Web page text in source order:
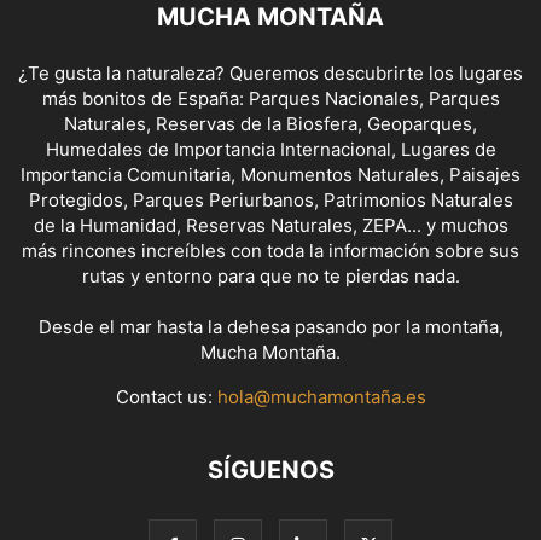
MUCHA MONTAÑA
¿Te gusta la naturaleza? Queremos descubrirte los lugares
más bonitos de España: Parques Nacionales, Parques
Naturales, Reservas de la Biosfera, Geoparques,
Humedales de Importancia Internacional, Lugares de
Importancia Comunitaria, Monumentos Naturales, Paisajes
Protegidos, Parques Periurbanos, Patrimonios Naturales
de la Humanidad, Reservas Naturales, ZEPA... y muchos
más rincones increíbles con toda la información sobre sus
rutas y entorno para que no te pierdas nada.
Desde el mar hasta la dehesa pasando por la montaña,
Mucha Montaña.
Contact us: hola@muchamontaña.es
SÍGUENOS